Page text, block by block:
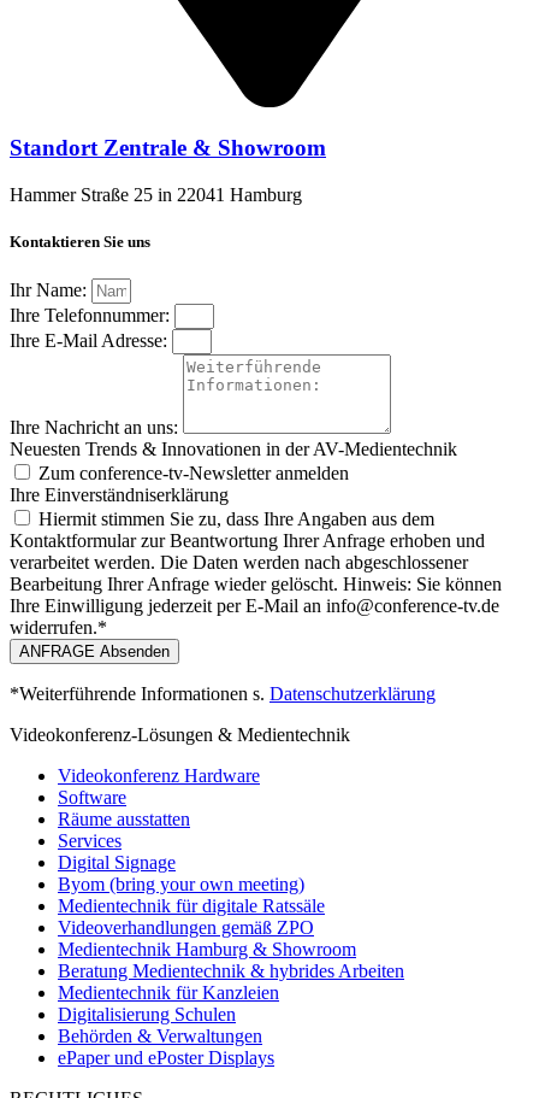
Standort Zentrale & Showroom
Hammer Straße 25 in 22041 Hamburg
Kontaktieren Sie uns
Ihr Name:
Ihre Telefonnummer:
Ihre E-Mail Adresse:
Ihre Nachricht an uns:
Neuesten Trends & Innovationen in der AV-Medientechnik
Zum conference‑tv-Newsletter anmelden
Ihre Einverständniserklärung
Hiermit stimmen Sie zu, dass Ihre Angaben aus dem
Kontaktformular zur Beantwortung Ihrer Anfrage erhoben und
verarbeitet werden. Die Daten werden nach abgeschlossener
Bearbeitung Ihrer Anfrage wieder gelöscht. Hinweis: Sie können
Ihre Einwilligung jederzeit per E-Mail an info@conference-tv.de
widerrufen.*
ANFRAGE Absenden
*Weiterführende Informationen s. Datenschutzerklärung
Videokonferenz-Lösungen & Medientechnik
Videokonferenz Hardware
Software
Räume ausstatten
Services
Digital Signage
Byom (bring your own meeting)
Medientechnik für digitale Ratssäle
Videoverhandlungen gemäß ZPO
Medientechnik Hamburg & Showroom
Beratung Medientechnik & hybrides Arbeiten
Medientechnik für Kanzleien
Digitalisierung Schulen
Behörden & Verwaltungen
ePaper und ePoster Displays